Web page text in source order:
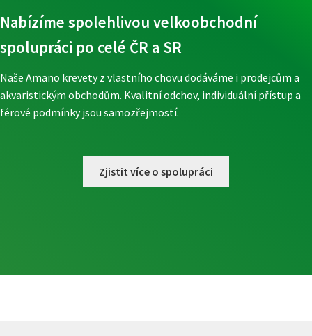
Nabízíme spolehlivou velkoobchodní
spolupráci po celé ČR a SR
Naše Amano krevety z vlastního chovu dodáváme i prodejcům a
akvaristickým obchodům. Kvalitní odchov, individuální přístup a
férové podmínky jsou samozřejmostí.
Zjistit více o spolupráci